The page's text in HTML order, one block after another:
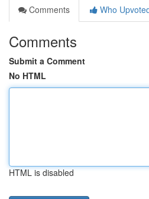
Comments
Who
Comments
Submit a Comment
No HTML
HTML is disabled